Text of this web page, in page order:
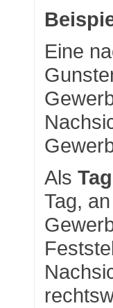
Eine
Als
Tag,